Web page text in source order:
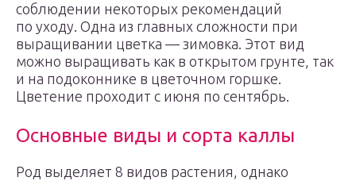
соблюдении некоторых рекомендаций
по уходу. Одна из главных сложности при
выращивании цветка — зимовка. Этот вид
можно выращивать как в открытом грунте, так
и на подоконнике в цветочном горшке.
Цветение проходит с июня по сентябрь.
Основные виды и сорта каллы
Род выделяет 8 видов растения, однако